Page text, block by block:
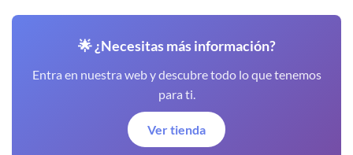
🌟 ¿Necesitas más información?
Entra en nuestra web y descubre todo lo que tenemos
para ti.
Ver tienda